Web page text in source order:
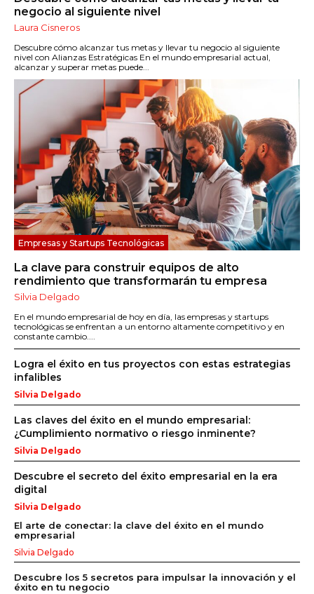
negocio al siguiente nivel
Laura Cisneros
Descubre cómo alcanzar tus metas y llevar tu negocio al siguiente
nivel con Alianzas Estratégicas En el mundo empresarial actual,
alcanzar y superar metas puede...
Empresas y Startups Tecnológicas
La clave para construir equipos de alto
rendimiento que transformarán tu empresa
Silvia Delgado
En el mundo empresarial de hoy en día, las empresas y startups
tecnológicas se enfrentan a un entorno altamente competitivo y en
constante cambio....
Logra el éxito en tus proyectos con estas estrategias
infalibles
Silvia Delgado
Las claves del éxito en el mundo empresarial:
¿Cumplimiento normativo o riesgo inminente?
Silvia Delgado
Descubre el secreto del éxito empresarial en la era
digital
Silvia Delgado
El arte de conectar: la clave del éxito en el mundo
empresarial
Silvia Delgado
Descubre los 5 secretos para impulsar la innovación y el
éxito en tu negocio